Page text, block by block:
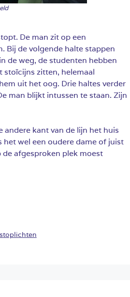
De man zit op een
Bij de volgende halte stappen
de weg, de studenten hebben
stoïcijns zitten, helemaal
uit het oog. Drie haltes verder
man blijkt intussen te staan. Zijn
andere kant van de lijn het huis
wel een oudere dame of juist
afgesproken plek moest